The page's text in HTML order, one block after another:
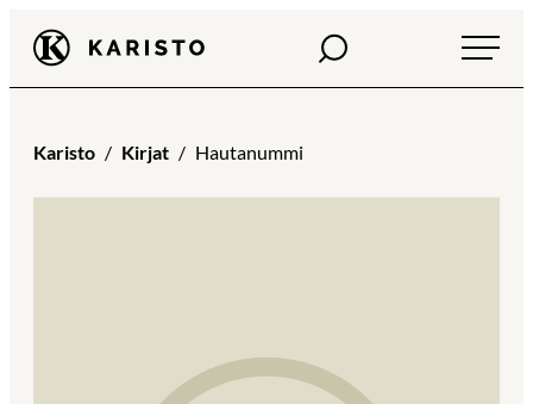
Siirry
suoraan
sisältöön
Karisto Haku
Karisto Kirjat Hautanummi